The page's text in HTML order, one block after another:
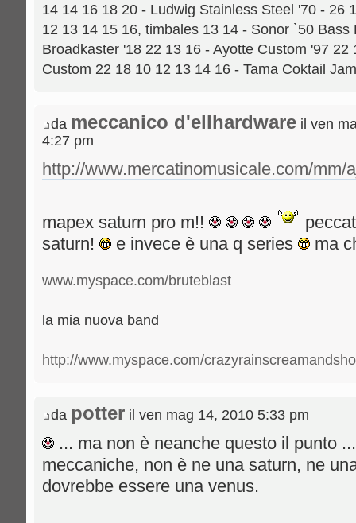
14 14 16 18 20 - Ludwig Stainless Steel '70 - 26
12 13 14 15 16, timbales 13 14 - Sonor `50 Bass
Broadkaster '18 22 13 16 - Ayotte Custom '97 22
Custom 22 18 10 12 13 14 16 - Tama Coktail Jam
da meccanico d'ellhardware il ven
4:27 pm
http://www.mercatinomusicale.com/mm/
mapex saturn pro m!!
saturn!
e invece è una q series ma
www.myspace.com/bruteblast
la mia nuova band
http://www.myspace.com/
da potter il ven mag 14, 2010 5:33 pm
... ma non è neanche questo il punto
meccaniche, non è ne una saturn, ne
dovrebbe essere una venus.